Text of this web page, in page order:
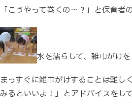
「こうやって巻くの～？」と保育者
水を濡らして、雑巾がけ
まっすぐに雑巾がけすることは難し
みるといいよ！」とアドバイスをし